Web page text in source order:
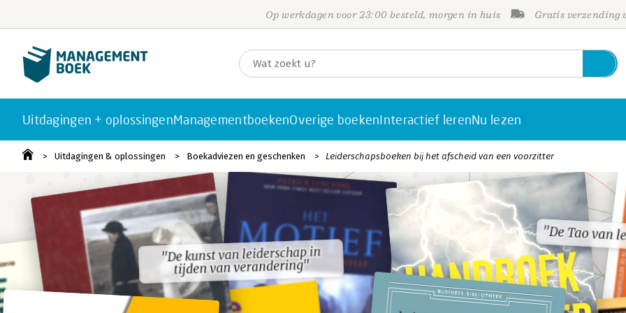
Op werkdagen voor 23:00 besteld, morgen in huis Gratis verzending
Uitdagingen + oplossingenManagementboekenOverige boekenInteractief lerenNu lezen
Uitdagingen & oplossingen Boekadviezen en geschenken Leiderschapsboeken bij het afscheid van een voorzitter
"De kunst van leiderschap in
tijden van verandering"
"De Tao van
"De kunst van leiderschap in
tijden van verandering"
"De Tao van